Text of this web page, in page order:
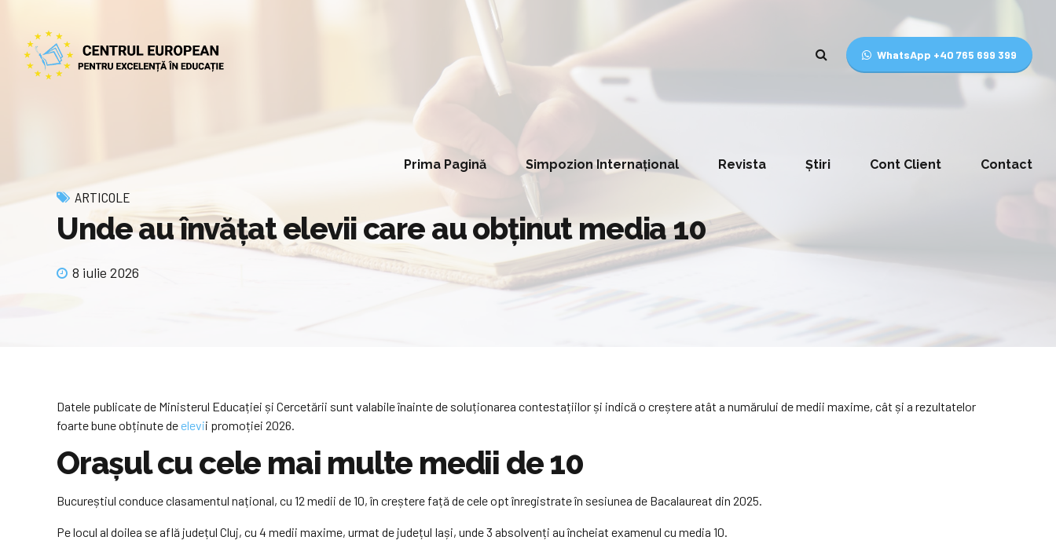
WhatsApp +40 765 699 399
Prima Pagină Simpozion Internațional Revista Știri Cont Client Contact
ARTICOLE
Unde au învățat elevii care au obținut media 10
8 iulie 2026
Datele publicate de Ministerul Educației și Cercetării sunt valabile înainte de soluționarea contestațiilor și indică o creștere atât a numărului de medii maxime, cât și a rezultatelor
foarte bune obținute deelevii promoției 2026.
Orașul cu cele mai multe medii de 10
Bucureștiul conduce clasamentul național, cu 12 medii de 10, în creștere față de cele opt înregistrate în sesiunea de Bacalaureat din 2025.
Pe locul al doilea se află județul Cluj, cu 4 medii maxime, urmat de județul Iași, unde 3 absolvenți au încheiat examenul cu media 10.